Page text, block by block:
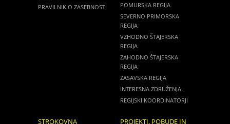
PRAVILNIK O ZASEBNOSTI
POMURSKA REGIJA
SEVERNO PRIMORSKA
REGIJA
VZHODNO ŠTAJERSKA
REGIJA
ZAHODNO ŠTAJERSKA
REGIJA
ZASAVSKA REGIJA
INTERESNA ZDRUŽENJA
REGIJSKI KOORDINATORJI
STROKOVNA
PROJEKTI, POBUDE IN